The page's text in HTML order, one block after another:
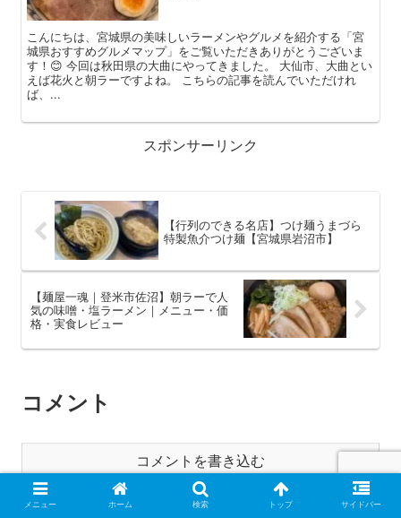
こんにちは、宮城県の美味しいラーメンやグルメを紹介する「宮
城県おすすめグルメマップ」をご覧いただきありがとうございま
す！😊 今回は秋田県の大曲にやってきました。 大仙市、大曲とい
えば花火と朝ラーですよね。 こちらの記事を読んでいただけれ
ば、...
スポンサーリンク
【行列のできる名店】つけ麺うまづら
特製魚介つけ麺【宮城県岩沼市】
【麺屋一魂｜登米市佐沼】朝ラーで人
気の味噌・塩ラーメン｜メニュー・価
格・実食レビュー
コメント
コメントを書き込む
メニュー ホーム 検索 トップ サイドバー